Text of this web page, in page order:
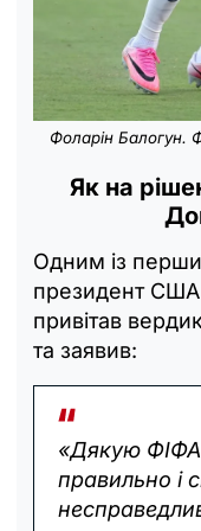
Фоларін Балогун.
Як на
Одним із
президент
привітав
та заявив:
«Дякую ФІФА
правильно і